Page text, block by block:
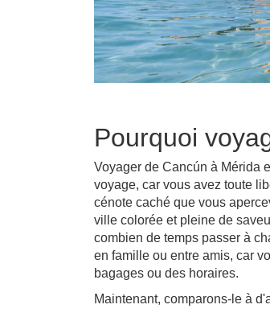
Pourquoi
Voyager de Cancún à Mérida
voyage, car vous avez toute
cénote caché que vous
ville colorée et pleine de
combien de temps passer à
en famille ou entre amis, car
bagages ou des horaires.
Maintenant, comparons-le à